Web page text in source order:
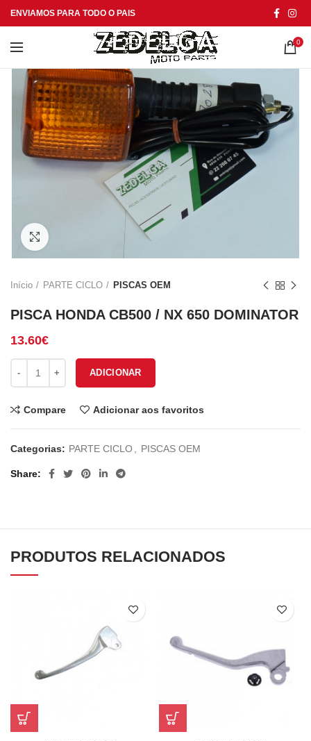
ENVIAMOS PARA TODO O PAIS
0
Início PARTE CICLO PISCAS OEM
PISCA HONDA CB500 / NX 650 DOMINATOR
13.60€
ADICIONAR
Compare Adicionar aos favoritos
Categorias: PARTE CICLO PISCAS OEM
Share
PRODUTOS RELACIONADOS